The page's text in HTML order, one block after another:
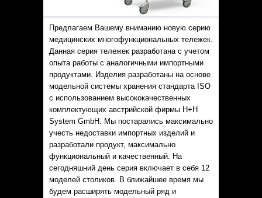
Контакты
Предлагаем Вашему вниманию новую серию
медицинских многофункциональных тележек.
Данная серия тележек разработана с учетом
опыта работы с аналогичными импортными
продуктами. Изделия разработаны на основе
модельной системы хранения стандарта ISO
с использованием высококачественных
комплектующих австрийской фирмы H+H
System GmbH. Мы постарались максимально
учесть недоставки импортных изделий и
разработали продукт, максимально
функциональный и качественный. На
сегодняшний день серия включает в себя 12
моделей столиков. В ближайшее время мы
будем расширять модельный ряд и